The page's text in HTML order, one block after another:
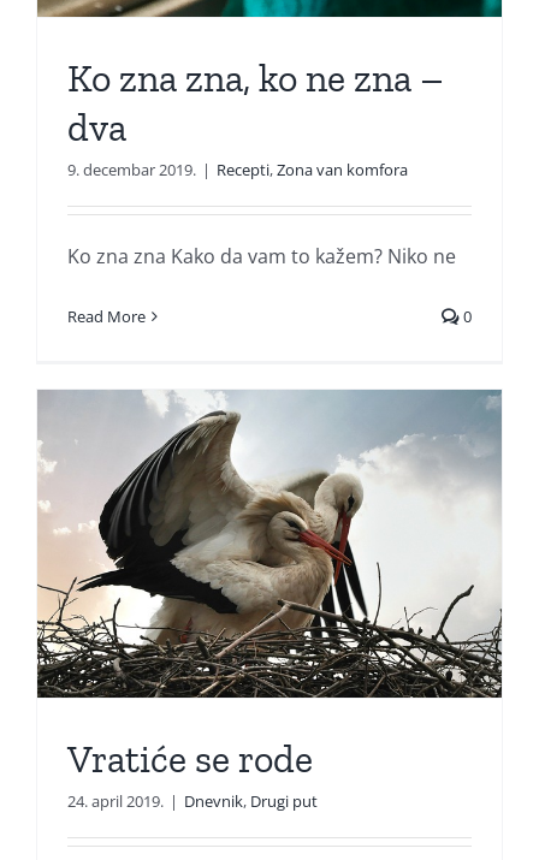
Ko zna zna, ko ne zna –
dva
9. decembar 2019. | Recepti,Zona van komfora
Ko zna zna Kako da vam to kažem? Niko ne
Read More 0
Vratiće se rode
24. april 2019. | Dnevnik, Drugi put